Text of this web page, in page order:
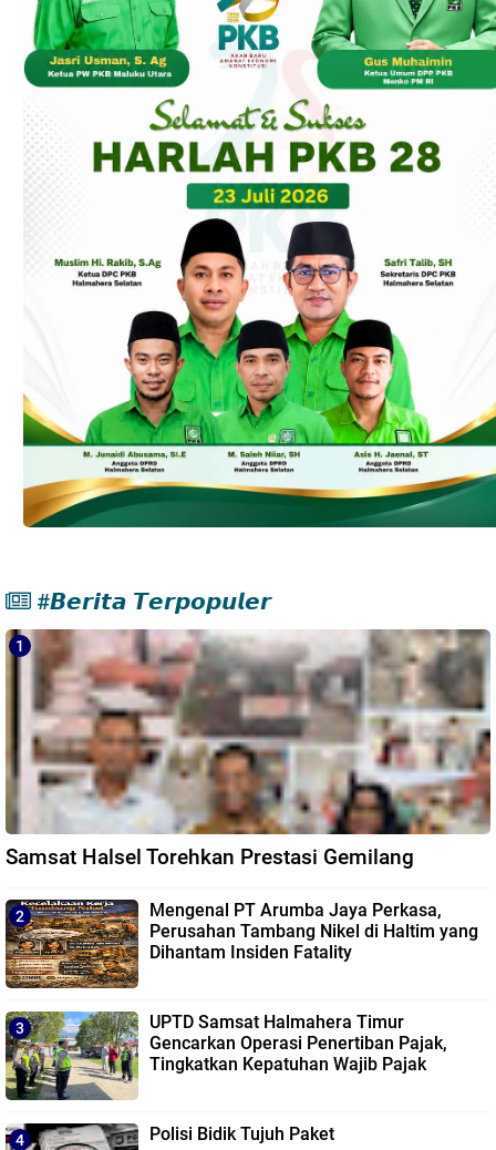
#𝘽𝙚𝙧𝙞𝙩𝙖 𝙏𝙚𝙧𝙥𝙤𝙥𝙪𝙡𝙚𝙧
Samsat Halsel Torehkan Prestasi Gemilang
Mengenal PT Arumba Jaya Perkasa,
Perusahan Tambang Nikel di Haltim yang
Dihantam Insiden Fatality
UPTD Samsat Halmahera Timur
Gencarkan Operasi Penertiban Pajak,
Tingkatkan Kepatuhan Wajib Pajak
Polisi Bidik Tujuh Paket